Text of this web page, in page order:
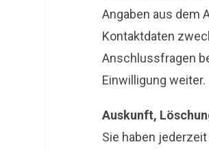
Angaben aus dem
Kontaktdaten
Anschlussfragen
Einwilligung weiter.
Auskunft,
Sie haben